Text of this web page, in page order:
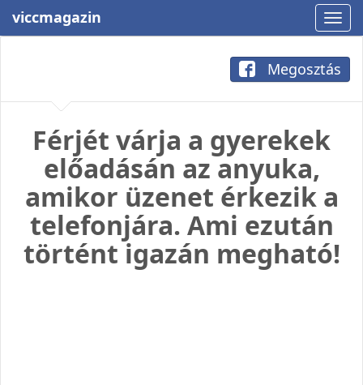
viccmagazin
Megosztás
Férjét várja a gyerekek
előadásán az anyuka,
amikor üzenet érkezik a
telefonjára. Ami ezután
történt igazán megható!